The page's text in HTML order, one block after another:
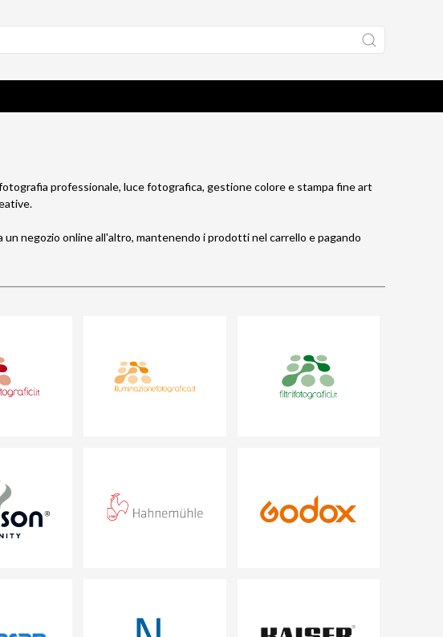
professionale, luce fotografica, gestione colore e stampa fine art
un negozio online all'altro, mantenendo i prodotti nel carrello e pagando